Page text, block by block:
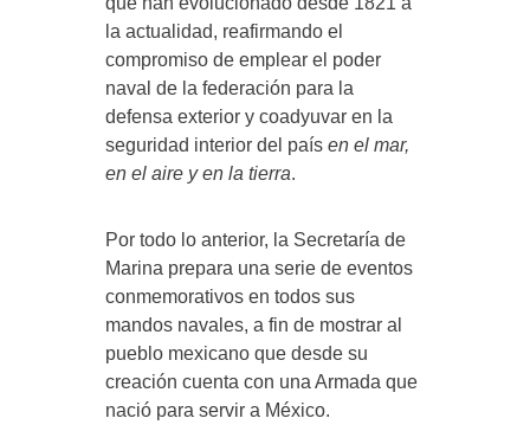
la actualidad, reafirmando el
compromiso de emplear el poder
naval de la federación para la
defensa exterior y coadyuvar en la
seguridad interior del país en el mar,
en el aire y en la tierra.
Por todo lo anterior, la Secretaría de
Marina prepara una serie de eventos
conmemorativos en todos sus
mandos navales, a fin de mostrar al
pueblo mexicano que desde su
creación cuenta con una Armada que
nació para servir a México.